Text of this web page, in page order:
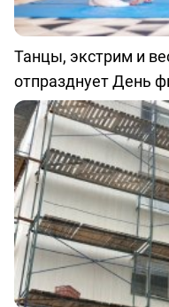
Танцы, экстрим и
отпразднует День